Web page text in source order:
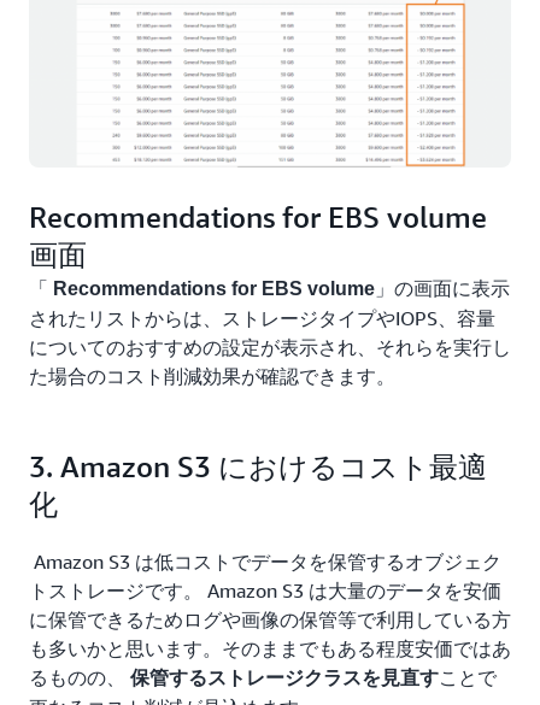
Recommendations for EBS volume
画面
「 Recommendations for EBS volume 」の画面に表示
されたリストからは、ストレージタイプやIOPS、容量
についてのおすすめの設定が表示され、それらを実行し
た場合のコスト削減効果が確認できます。
3. Amazon S3 におけるコスト最適
化
Amazon S3 は低コストでデータを保管するオブジェク
トストレージです。 Amazon S3 は大量のデータを安価
に保管できるためログや画像の保管等で利用している方
も多いかと思います。そのままでもある程度安価ではあ
るものの、 保管するストレージクラスを見直すことで